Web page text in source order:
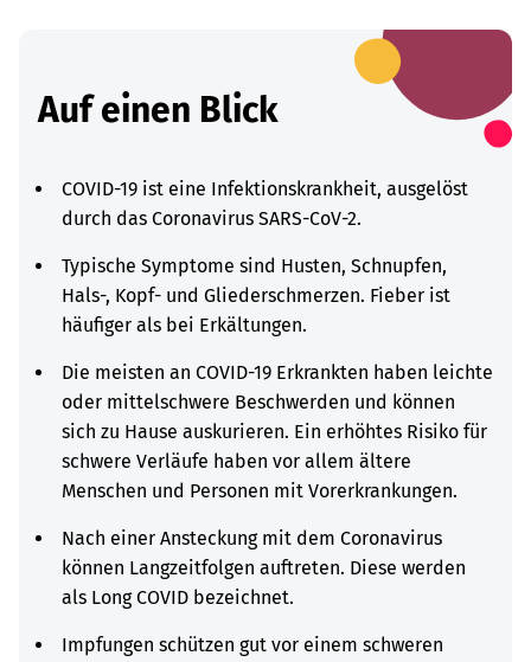
Auf einen Blick
COVID-19 ist eine Infektionskrankheit, ausgelöst
durch das Coronavirus SARS-CoV-2.
Typische Symptome sind Husten, Schnupfen,
Hals-, Kopf- und Gliederschmerzen. Fieber ist
häufiger als bei Erkältungen.
Die meisten an COVID-19 Erkrankten haben leichte
oder mittelschwere Beschwerden und können
sich zu Hause auskurieren. Ein erhöhtes Risiko für
schwere Verläufe haben vor allem ältere
Menschen und Personen mit Vorerkrankungen.
Nach einer Ansteckung mit dem Coronavirus
können Langzeitfolgen auftreten. Diese werden
als Long COVID bezeichnet.
Impfungen schützen gut vor einem schweren